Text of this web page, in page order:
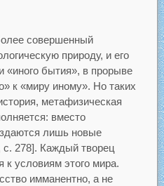
совершенный
природу, и его
«иного бытия», в прорыве
к «миру иному». Но таких
метафизическая
вместо
лишь новые
278]. Каждый творец
к условиям этого мира.
имманентно, а не